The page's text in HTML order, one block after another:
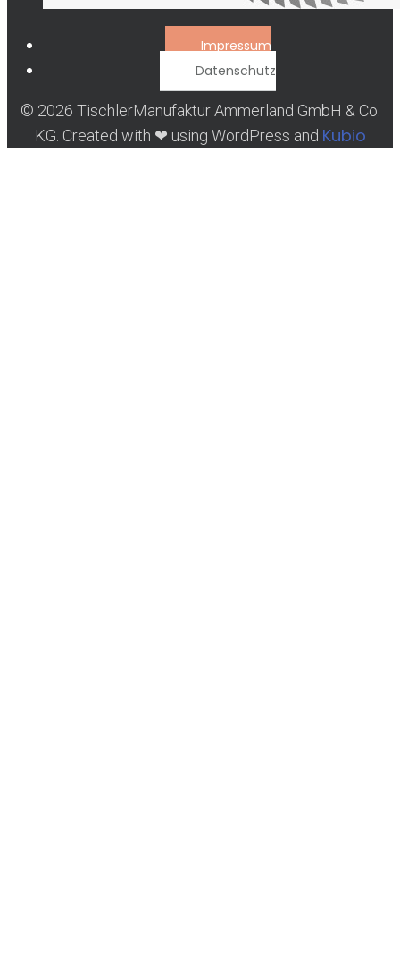
Impressum
Datenschutz
© 2026 TischlerManufaktur Ammerland GmbH & Co.
KG. Created with ❤ using WordPress and Kubio